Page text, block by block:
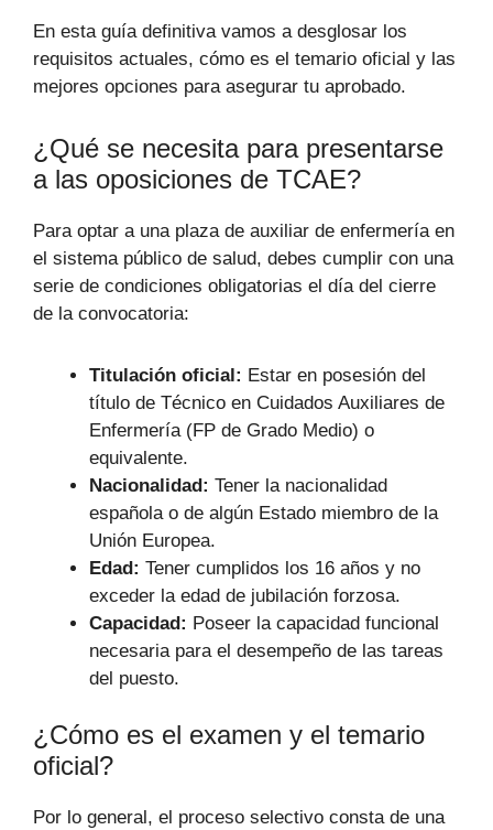
En esta guía definitiva vamos a desglosar los
requisitos actuales, cómo es el temario oficial y las
mejores opciones para asegurar tu aprobado.
¿Qué se necesita para presentarse
a las oposiciones de TCAE?
Para optar a una plaza de auxiliar de enfermería en
el sistema público de salud, debes cumplir con una
serie de condiciones obligatorias el día del cierre
de la convocatoria:
Titulación oficial: Estar en posesión del
título de Técnico en Cuidados Auxiliares de
Enfermería (FP de Grado Medio) o
equivalente.
Nacionalidad: Tener la nacionalidad
española o de algún Estado miembro de la
Unión Europea.
Edad: Tener cumplidos los 16 años y no
exceder la edad de jubilación forzosa.
Capacidad: Poseer la capacidad funcional
necesaria para el desempeño de las tareas
del puesto.
¿Cómo es el examen y el temario
oficial?
Por lo general, el proceso selectivo consta de una